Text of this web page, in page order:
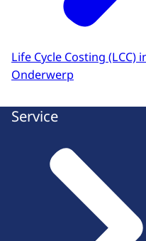
Life Cycle Costing (LCC)
Onderwerp
Service